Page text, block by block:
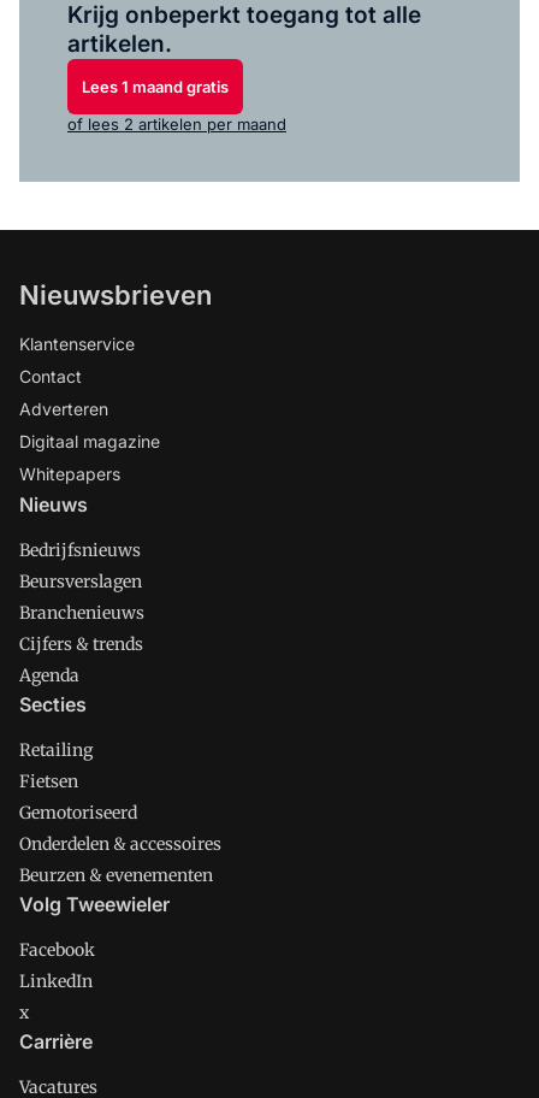
Krijg onbeperkt toegang tot alle
artikelen.
Lees 1 maand gratis
of lees 2 artikelen per maand
Nieuwsbrieven
Klantenservice
Contact
Adverteren
Digitaal magazine
Whitepapers
Nieuws
Bedrijfsnieuws
Beursverslagen
Branchenieuws
Cijfers & trends
Agenda
Secties
Retailing
Fietsen
Gemotoriseerd
Onderdelen & accessoires
Beurzen & evenementen
Volg Tweewieler
Facebook
LinkedIn
x
Carrière
Vacatures